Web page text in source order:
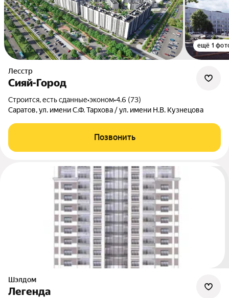
ещё 1
Лесстр
Сияй-Город
Строится, есть сданные•эконом•4.6 (73)
Саратов, ул. имени С.Ф. Тархова / ул. имени Н.В. Кузнецова
Позвонить
Шэлдом
Легенда